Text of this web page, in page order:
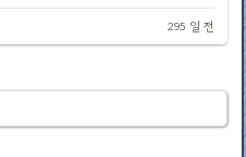
295 일 전